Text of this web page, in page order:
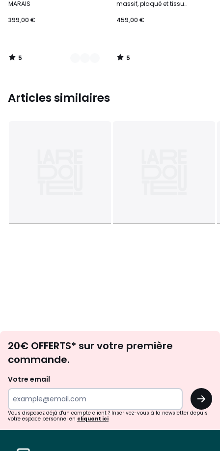
MARAIS
399,00 €
5
5
/
massif, plaqué et tissu
459,00 €
5
5
/
Articles similaires
d'inspirations
surprises?
20€ OFFERTS* sur votre première
commande.
Votre email
OK
Vous disposez déjà d'un compte client ? Inscrivez-vous à la newsletter depuis
votre espace personnel en cliquant ici